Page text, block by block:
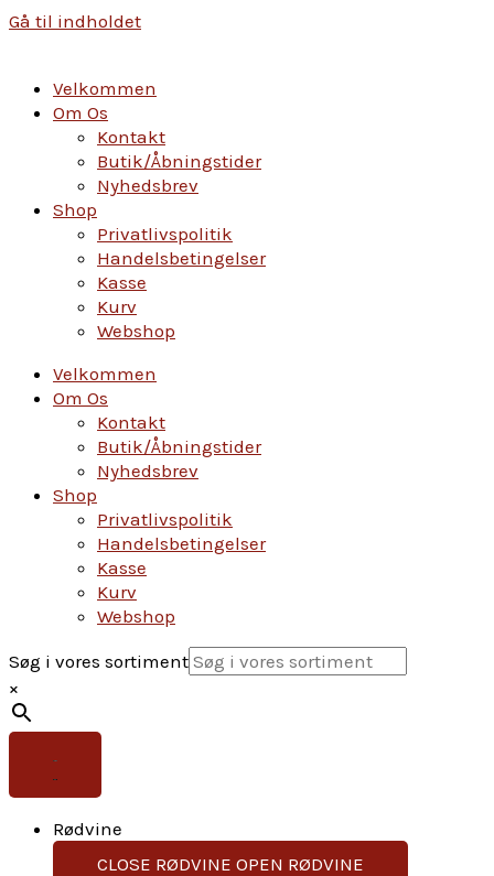
Gå til indholdet
Velkommen
Om Os
Kontakt
Butik/Åbningstider
Nyhedsbrev
Shop
Privatlivspolitik
Handelsbetingelser
Kasse
Kurv
Webshop
Velkommen
Om Os
Kontakt
Butik/Åbningstider
Nyhedsbrev
Shop
Privatlivspolitik
Handelsbetingelser
Kasse
Kurv
Webshop
Søg i vores sortiment
×
Rødvine
CLOSE RØDVINE OPEN RØDVINE